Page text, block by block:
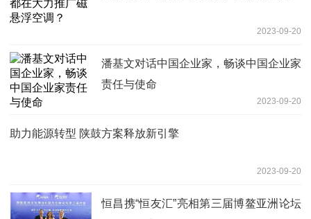
2023-09-20
潘基文对话中国企业家，畅谈中国企业家
责任与使命
2023-09-20
助力能源转型 陕鼓方案释放新引擎
2023-09-20
恒昌携“恒友汇”亮相第三届博鳌亚洲论坛